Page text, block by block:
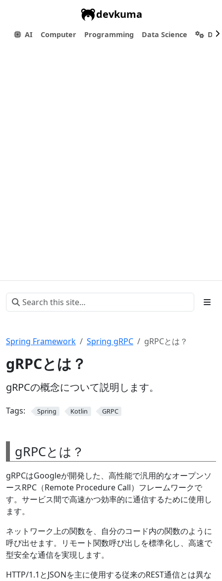
devkuma
AI Computer Programming Data Science
Spring Framework Spring gRPC gRPCとは？
gRPCとは？
gRPCの概念について説明します。
Tags: Spring Kotlin GRPC
gRPCとは？
gRPCはGoogleが開発した、高性能で汎用的なオープンソ
ースRPC（Remote Procedure Call）フレームワークで
す。サービス間で高速かつ効率的に通信するために使用し
ます。
ネットワーク上の関数を、自分のコード内の関数のように
呼び出せます。リモート関数呼び出しを標準化し、高速で
型安全な通信を実現します。
HTTP/1.1とJSONを主に使用する従来のREST通信とは異な